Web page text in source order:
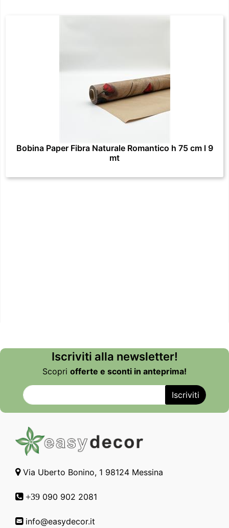
Bobina Paper Fibra Naturale Romantico h 75 cm l 9
mt
Iscriviti alla newsletter!
Scopri offerte e sconti in anteprima!
Via Uberto Bonino, 1 98124 Messina
+39 090 902 2081
info@easydecor.it